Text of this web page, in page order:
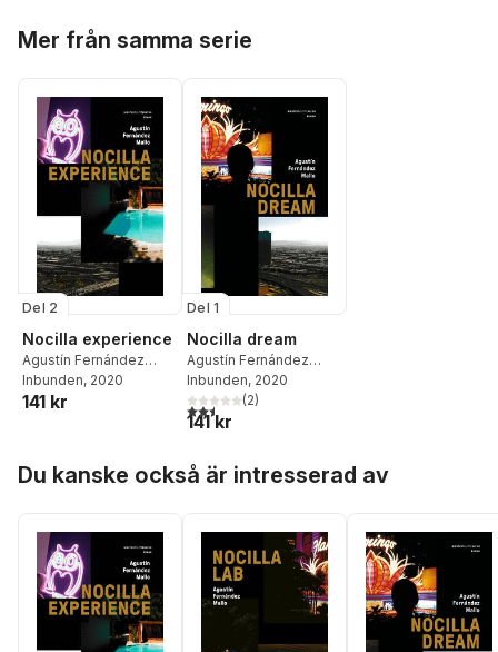
Mer från samma serie
Del 2
Nocilla experience
Agustín Fernández
Mallo
Inbunden, 2020
141 kr
Del 1
Nocilla dream
Agustín Fernández
Mallo
Inbunden, 2020
2,5utav 5 stjärnor. Totalt antal röster:
(2)
141 kr
Du kanske också är intresserad av